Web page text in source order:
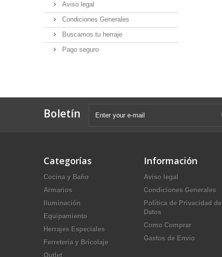
Aviso legal
Condiciones Generales
Buscamos tu herraje
Pago seguro
Boletín
Categorías
Cocina y Baño
Armarios
Iluminación
Equipamiento
Herrajes Especiales
Ferreteria y Bricolaje
Outlet
Información
Aviso legal
Condiciones Generales
Política de Privacidad de
Datos
Como Comprar
Gastos de Envio